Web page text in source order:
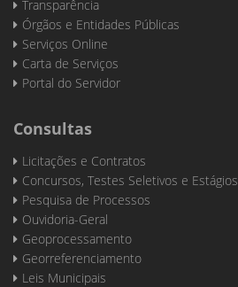
Transparência
Órgãos e Entidades Públicas
Serviços Online
Carta de Serviços
Portal do Servidor
Consultas
Licitações e Contratos
Concursos, Testes Seletivos e Estágios
Pesquisa de Processos
Ouvidoria-Geral
Geoprocessamento
Georreferenciamento
Leis Municipais